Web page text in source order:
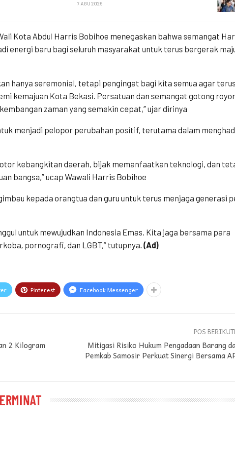
7 AGU 2026
Kota Abdul Harris Bobihoe menegaskan bahwa semangat
energi baru bagi seluruh masyarakat untuk terus bergerak
hanya seremonial, tetapi pengingat bagi kita semua agar terus
kemajuan Kota Bekasi. Persatuan dan semangat gotong
zaman yang semakin cepat,” ujar dirinya
menjadi pelopor perubahan positif, terutama dalam
kebangkitan daerah, bijak memanfaatkan teknologi, dan
bangsa,” ucap Wawali Harris Bobihoe
kepada orangtua dan guru untuk terus menjaga generasi
untuk mewujudkan Indonesia Emas. Kita jaga bersama para
pornografi, dan LGBT,” tutupnya. (Ad)
Pinterest Facebook Messenger
2 Kilogram
POS
Mitigasi Risiko Hukum Pengadaan Barang
Pemkab Samosir Perkuat Sinergi Bersama